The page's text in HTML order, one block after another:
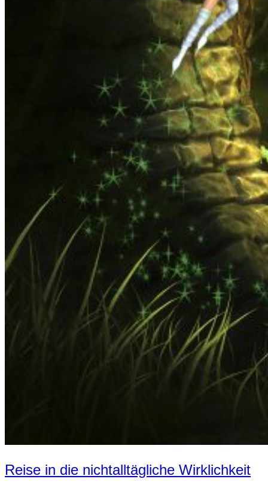
Reise in die nichtalltägliche Wirklichkeit